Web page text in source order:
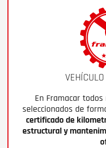
En Framacar
seleccionados de
certificado de
estructural y